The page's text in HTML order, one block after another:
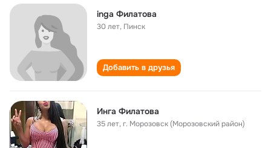
inga Филатова
30 лет, Пинск
Добавить в друзья
Инга Филатова
35 лет,г. Морозовск (Морозовский район)